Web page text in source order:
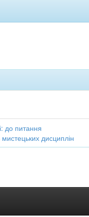
до питання
мистецьких дисциплін